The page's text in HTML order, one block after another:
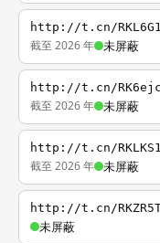
http://t.cn/RKL6G1
截至 2026 年 未屏蔽
http://t.cn/RK6ejc
截至 2026 年 未屏蔽
http://t.cn/RKLKS1
截至 2026 年 未屏蔽
http://t.cn/
未屏蔽